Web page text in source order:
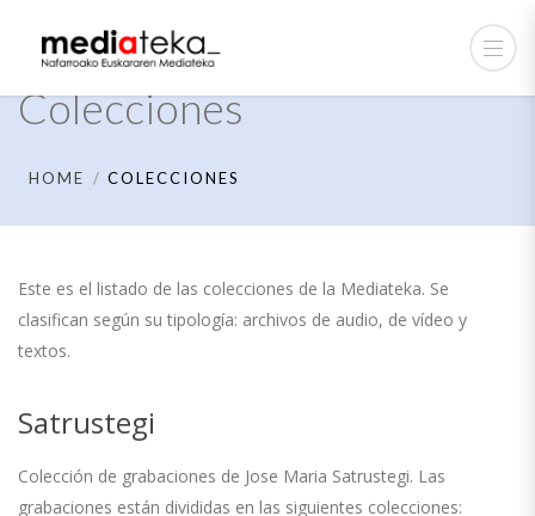
Colecciones
HOME COLECCIONES
Este es el listado de las colecciones de la Mediateka. Se
clasifican según su tipología: archivos de audio, de vídeo y
textos.
Satrustegi
Colección de grabaciones de Jose Maria Satrustegi. Las
grabaciones están divididas en las siguientes colecciones: